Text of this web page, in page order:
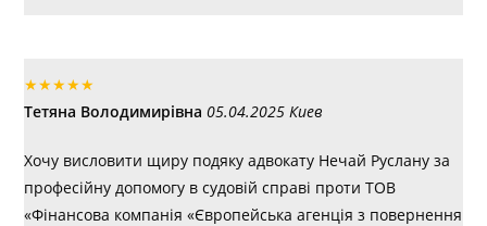
★★★★★
Тетяна Володимирівна 05.04.2025 Киев
Хочу висловити щиру подяку адвокату Нечай Руслану за
професійну допомогу в судовій справі проти ТОВ
«Фінансова компанія «Європейська агенція з повернення